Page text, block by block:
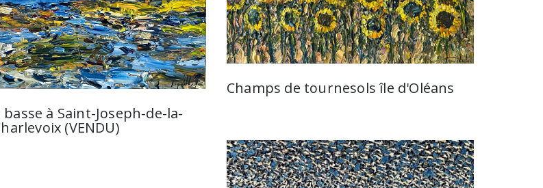
basse à Saint-Joseph-de-la-
(VENDU)
Champs de tournesols île d'Oléans